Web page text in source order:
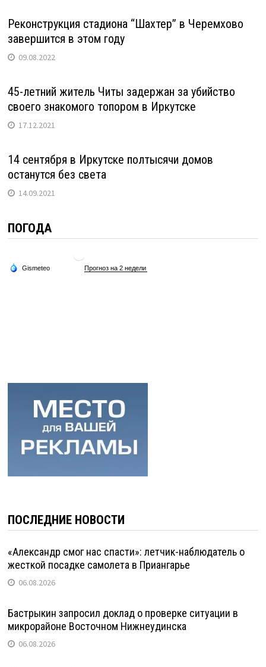
Реконструкция стадиона “Шахтер” в Черемхово
завершится в этом году
09.08.2022
45-летний житель Читы задержан за убийство
своего знакомого топором в Иркутске
17.12.2021
14 сентября в Иркутске полтысячи домов
останутся без света
14.09.2021
ПОГОДА
ПОСЛЕДНИЕ НОВОСТИ
«Александр смог нас спасти»: летчик-наблюдатель о
жесткой посадке самолета в Приангарье
06.08.2026
Бастрыкин запросил доклад о проверке ситуации в
микрорайоне Восточном Нижнеудинска
06.08.2026